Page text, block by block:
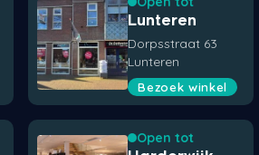
Lunteren
Dorpsstraat 63
Lunteren
Bezoek winkel
Open tot